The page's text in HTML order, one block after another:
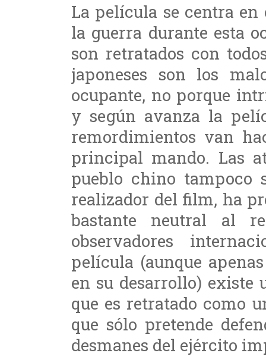
La película se centra
la guerra durante esta
son retratados con
japoneses son los
ocupante, no porque
y según avanza la
remordimientos van
principal mando. Las
pueblo chino
realizador del film, ha
bastante neutral al
observadores
película (aunque
en su desarrollo) existe
que es retratado como
que sólo pretende
desmanes del ejército